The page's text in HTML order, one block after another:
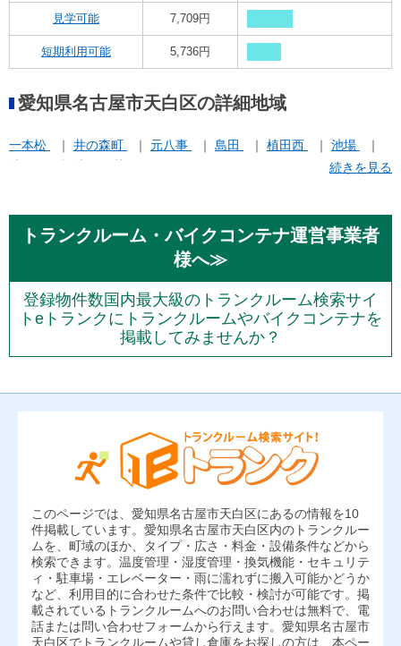
見学可能 7,709円
短期利用可能 5,736円
愛知県名古屋市天白区の詳細地域
一本松 井の森町 元八事 島田 植田西
池場
続きを見る
トランクルーム・バイクコンテナ運営事業者
様へ≫
登録物件数国内最大級のトランクルーム検索サイ
トeトランクにトランクルームやバイクコンテナを
掲載してみませんか？
このページでは、愛知県名古屋市天白区にあるの情報を10
件掲載しています。愛知県名古屋市天白区内のトランクルー
ムを、町域のほか、タイプ・広さ・料金・設備条件などから
検索できます。温度管理・湿度管理・換気機能・セキュリテ
ィ・駐車場・エレベーター・雨に濡れずに搬入可能かどうか
など、利用目的に合わせた条件で比較・検討が可能です。掲
載されているトランクルームへのお問い合わせは無料で、電
話または問い合わせフォームから行えます。愛知県名古屋市
天白区でトランクルームや貸し倉庫をお探しの方は、本ペー